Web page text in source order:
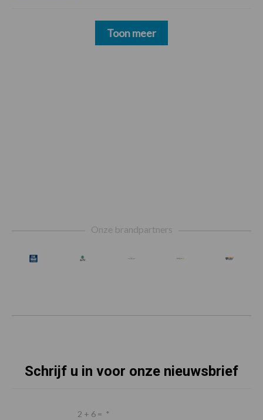
Toon meer
Onze brandpartners
Schrijf u in voor onze nieuwsbrief
2 + 6 = *